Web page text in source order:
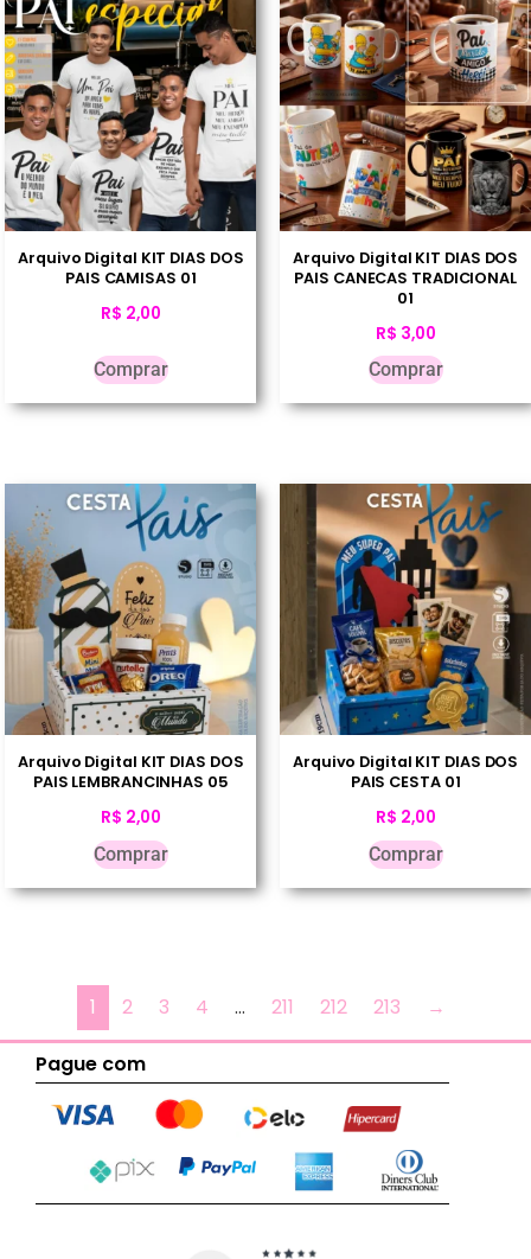
Arquivo Digital KIT DIAS DOS
PAIS CAMISAS 01
R$ 2,00
Comprar
Arquivo Digital KIT DIAS DOS
PAIS CANECAS TRADICIONAL
01
R$ 3,00
Comprar
Arquivo Digital KIT DIAS DOS
PAIS LEMBRANCINHAS 05
R$ 2,00
Comprar
Arquivo Digital KIT DIAS DOS
PAIS CESTA 01
R$ 2,00
Comprar
1 2 3 4 … 211 212 213 →
Pague com